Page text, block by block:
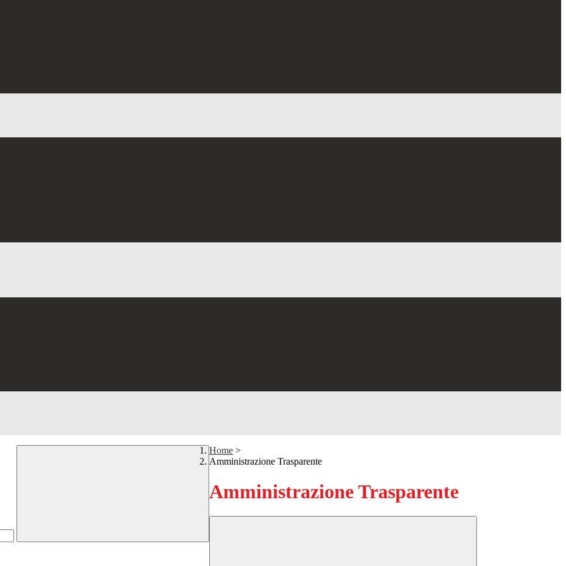
Home >
Amministrazione Trasparente
Amministrazione Trasparente